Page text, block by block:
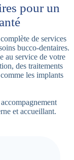
pour un
de services
bucco-dentaires.
au service de votre
des traitements
les implants
et accueillant.